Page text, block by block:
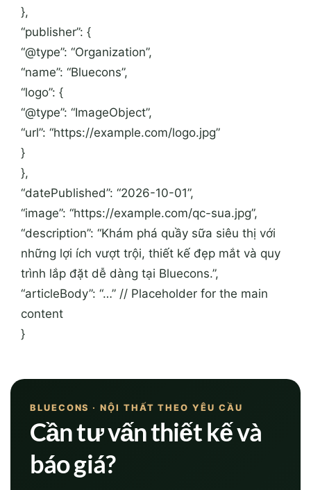
},
“publisher”: {
“@type”: “Organization”,
“name”: “Bluecons”,
“logo”: {
“@type”: “ImageObject”,
“url”: “https://example.com/logo.jpg”
}
},
“datePublished”: “2026-10-01”,
“image”: “https://example.com/qc-sua.jpg”,
“description”: “Khám phá quầy sữa siêu thị với
những lợi ích vượt trội, thiết kế đẹp mắt và quy
trình lắp đặt dễ dàng tại Bluecons.”,
“articleBody”: “…” // Placeholder for the main
content
}
BLUECONS · NỘI THẤT THEO YÊU CẦU
Cần tư vấn thiết kế và
báo giá?